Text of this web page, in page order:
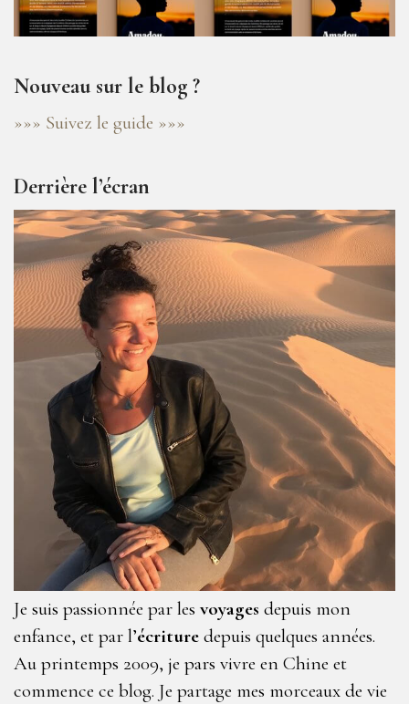
Nouveau sur le blog ?
»»» Suivez le guide »»»
Derrière l’écran
Je suis passionnée par les voyages depuis mon
enfance, et par l’écriture depuis quelques années.
Au printemps 2009, je pars vivre en Chine et
commence ce blog. Je partage mes morceaux de vie